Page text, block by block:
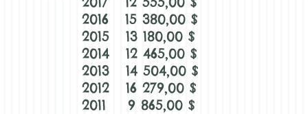
2016 15 380,00 $
2015 13 180,00 $
2014 12 465,00 $
2013 14 504,00 $
2012 16 279,00 $
2011 9 865,00 $